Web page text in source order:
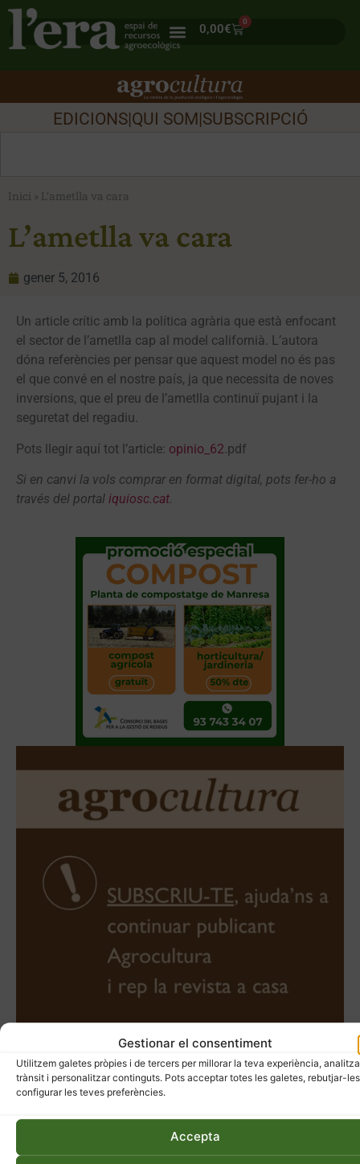
Gestionar el consentiment
Utilitzem galetes pròpies i de tercers per millorar la teva experiència,
trànsit i personalitzar continguts. Pots acceptar totes les galetes, rebutjar-
configurar les teves preferències.
Accepta
0,00€
0
EDICIONS|QUI SOM|SUBSCRIPCIÓ
Inici » L’ametlla va cara
L’ametlla va cara
gener 5, 2016
Un article crític amb la política agrària que està enfocant
el sector de l’ametlla cap al model californià. L’autora
dóna referències per pensar que aquest model no és pas
el que convé en el nostre país, ja que necessita de noves
inversions, que el preu de l’ametlla continuï pujant i la
seguretat del regadiu.
Pots llegir aquí tot l’article: opinio_62 .pdf
Si en canvi la vols comprar en format digital, pots fer-ho a
través del portal iquiosc.cat.